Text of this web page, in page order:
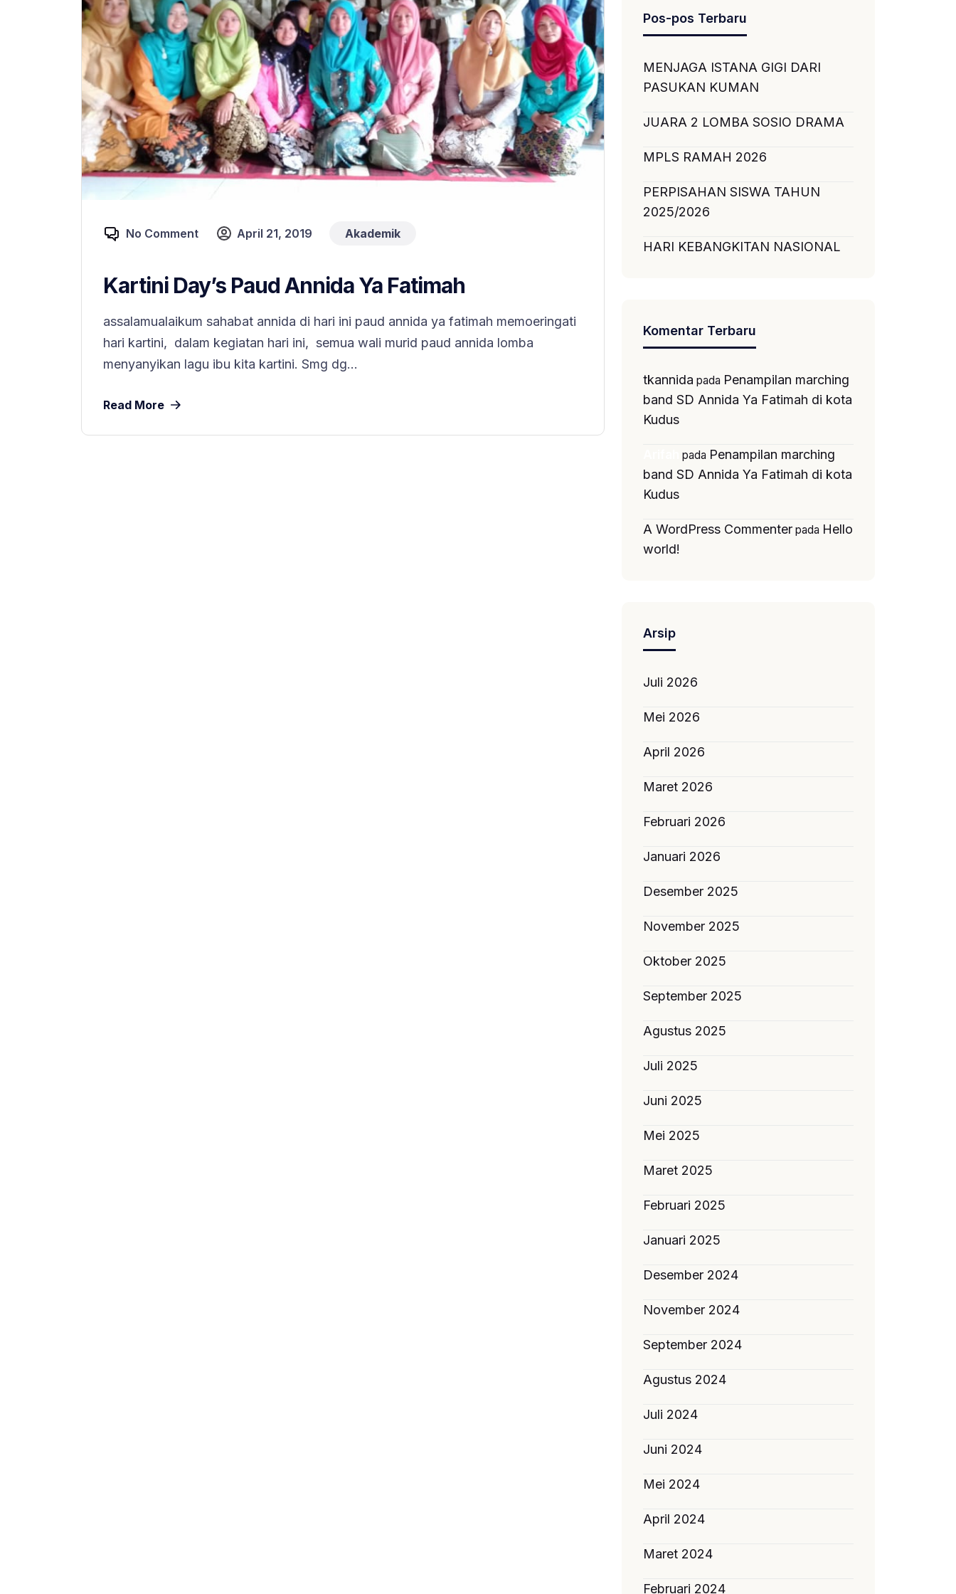
No Comment April 21, 2019 Akademik
Kartini Day’s Paud Annida Ya Fatimah
assalamualaikum sahabat annida di hari ini paud annida ya fatimah memoeringati
hari kartini, dalam kegiatan hari ini, semua wali murid paud annida lomba
menyanyikan lagu ibu kita kartini. Smg dg...
Read More
Pos-pos Terbaru
MENJAGA ISTANA GIGI DARI
PASUKAN KUMAN
JUARA 2 LOMBA SOSIO DRAMA
MPLS RAMAH 2026
PERPISAHAN SISWA TAHUN
2025/2026
HARI KEBANGKITAN NASIONAL
Komentar Terbaru
tkannida pada Penampilan marching
band SD Annida Ya Fatimah di kota
Kudus
pada Penampilan marching
band SD Annida Ya Fatimah di kota
Kudus
A WordPress Commenter pada Hello
world!
Arsip
Juli 2026
Mei 2026
April 2026
Maret 2026
Februari 2026
Januari 2026
Desember 2025
November 2025
Oktober 2025
September 2025
Agustus 2025
Juli 2025
Juni 2025
Mei 2025
Maret 2025
Februari 2025
Januari 2025
Desember 2024
November 2024
September 2024
Agustus 2024
Juli 2024
Juni 2024
Mei 2024
April 2024
Maret 2024
Februari 2024